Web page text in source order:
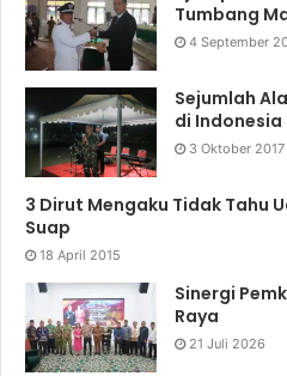
Tumbang
4 September
Sejumlah
di Indonesia
3 Oktober 2017
3 Dirut Mengaku Tidak Tahu
Suap
18 April 2015
Sinergi
Raya
21 Juli 2026